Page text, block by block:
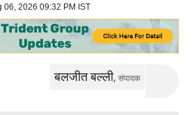
06, 2026 09:32 PM IST
बलजीत बल्ली,संपादक